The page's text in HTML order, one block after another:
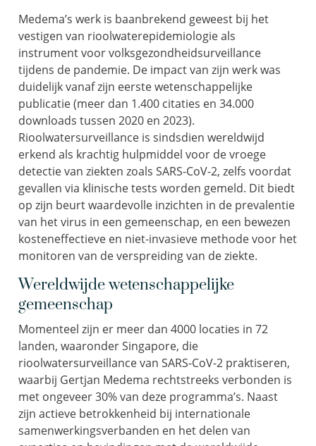
Medema’s werk is baanbrekend geweest bij het
vestigen van rioolwaterepidemiologie als
instrument voor volksgezondheidsurveillance
tijdens de pandemie. De impact van zijn werk was
duidelijk vanaf zijn eerste wetenschappelijke
publicatie (meer dan 1.400 citaties en 34.000
downloads tussen 2020 en 2023).
Rioolwatersurveillance is sindsdien wereldwijd
erkend als krachtig hulpmiddel voor de vroege
detectie van ziekten zoals SARS-CoV-2, zelfs voordat
gevallen via klinische tests worden gemeld. Dit biedt
op zijn beurt waardevolle inzichten in de prevalentie
van het virus in een gemeenschap, en een bewezen
kosteneffectieve en niet-invasieve methode voor het
monitoren van de verspreiding van de ziekte.
Wereldwijde wetenschappelijke
gemeenschap
Momenteel zijn er meer dan 4000 locaties in 72
landen, waaronder Singapore, die
rioolwatersurveillancevan SARS-CoV-2 praktiseren,
waarbij Gertjan Medema rechtstreeks verbonden is
met ongeveer 30% van deze programma’s. Naast
zijn actieve betrokkenheid bij internationale
samenwerkingsverbanden en het delen van